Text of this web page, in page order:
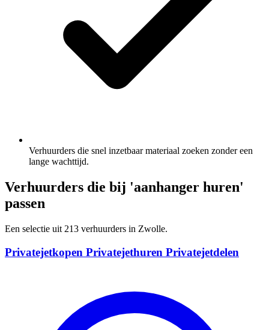
Verhuurders die snel inzetbaar materiaal zoeken zonder een
lange wachttijd.
Verhuurders die bij 'aanhanger huren'
passen
Een selectie uit 213 verhuurders in Zwolle.
Privatejetkopen Privatejethuren Privatejetdelen